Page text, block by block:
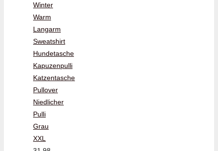
Winter
Warm
Langarm
Sweatshirt
Hundetasche
Kapuzenpulli
Katzentasche
Pullover
Niedlicher
Pulli
Grau
XXL